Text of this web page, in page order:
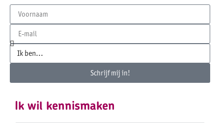
Schrijf mij in!
Ik wil kennismaken